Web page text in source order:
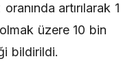
artırılarak 1
üzere 10 bin
bildirildi.